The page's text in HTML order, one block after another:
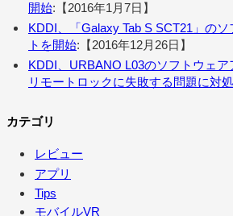
開始:【2016年1月7日】
KDDI、「Galaxy Tab S SCT21」の
トを開始:【2016年12月26日】
KDDI、URBANO L03のソフトウェア
リモートロックに失敗する問題に対処
カテゴリ
レビュー
アプリ
Tips
モバイルVR